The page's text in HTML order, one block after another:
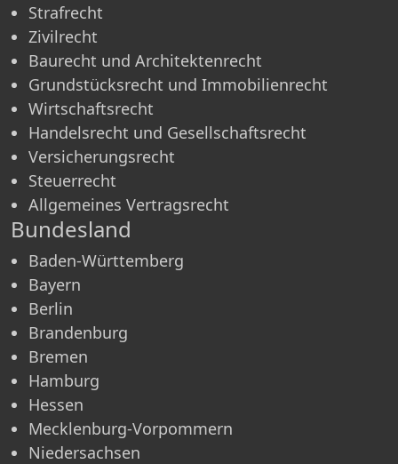
Strafrecht
Zivilrecht
Baurecht und Architektenrecht
Grundstücksrecht und Immobilienrecht
Wirtschaftsrecht
Handelsrecht und Gesellschaftsrecht
Versicherungsrecht
Steuerrecht
Allgemeines Vertragsrecht
Bundesland
Baden-Württemberg
Bayern
Berlin
Brandenburg
Bremen
Hamburg
Hessen
Mecklenburg-Vorpommern
Niedersachsen